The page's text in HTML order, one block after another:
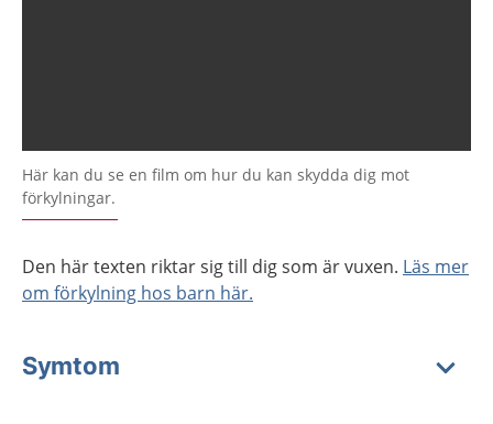
Här kan du se en film om hur du kan skydda dig mot
förkylningar.
Den här texten riktar sig till dig som är vuxen. Läs mer
om förkylning hos barn här.
Symtom